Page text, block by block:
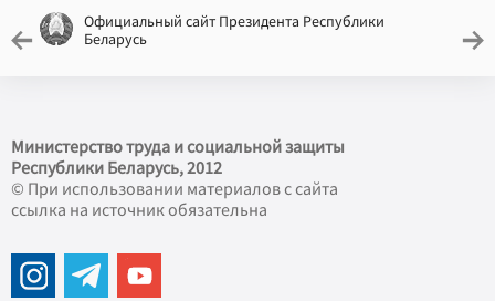
Официальный сайт Президента Республики
Беларусь
Министерство труда и социальной защиты
Республики Беларусь, 2012
© При использовании материалов с сайта
ссылка на источник обязательна